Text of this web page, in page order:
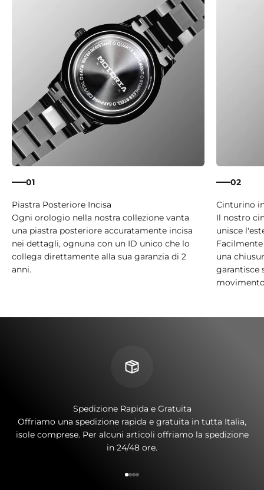
01
Ogni orologio nella nostra collezione vanta
una piastra posteriore accuratamente incisa
nei dettagli, ognuna con un ID unico che lo
collega direttamente alla sua garanzia di 2
anni.
02
Il nostro
unisce
una
garantisce
Spedizione Rapida e Gratuita
Offriamo una spedizione rapida e gratuita in tutta Italia,
isole comprese. Per alcuni articoli offriamo la spedizione
in 24/48 ore.